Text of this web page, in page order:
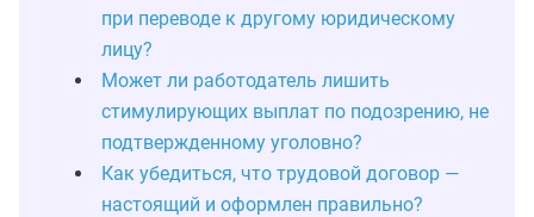
при переводе к другому юридическому
лицу?
Может ли работодатель лишить
стимулирующих выплат по подозрению, не
подтвержденному уголовно?
Как убедиться, что трудовой договор —
настоящий и оформлен правильно?